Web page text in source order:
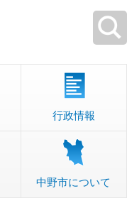
行政情報
中野市について